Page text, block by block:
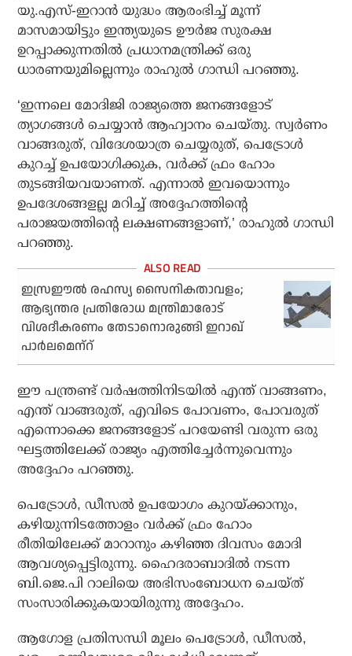
യു.എസ്-ഇറാന്‍ യുദ്ധം ആരംഭിച്ച് മൂന്ന്
മാസമായിട്ടും ഇന്ത്യയുടെ ഊര്‍ജ സുരക്ഷ
ഉറപ്പാക്കുന്നതില്‍ പ്രധാനമന്ത്രിക്ക് ഒരു
ധാരണയുമില്ലെന്നും രാഹുല്‍ ഗാന്ധി പറഞ്ഞു.
‘ഇന്നലെ മോദിജി രാജ്യത്തെ ജനങ്ങളോട്
ത്യാഗങ്ങള്‍ ചെയ്യാന്‍ ആഹ്വാനം ചെയ്തു. സ്വര്‍ണം
വാങ്ങരുത്, വിദേശയാത്ര ചെയ്യരുത്, പെട്രോള്‍
കുറച്ച് ഉപയോഗിക്കുക, വര്‍ക്ക് ഫ്രം ഹോം
തുടങ്ങിയവയാണത്. എന്നാല്‍ ഇവയൊന്നും
ഉപദേശങ്ങളല്ല മറിച്ച് അദ്ദേഹത്തിന്റെ
പരാജയത്തിന്റെ ലക്ഷണങ്ങളാണ്,’ രാഹുല്‍ ഗാന്ധി
പറഞ്ഞു.
ഇസ്രഈല്‍ രഹസ്യ സൈനികതാവളം;
ആഭ്യന്തര പ്രതിരോധ മന്ത്രിമാരോട്
വിശദീകരണം തേടാനൊരുങ്ങി ഇറാഖ്
പാര്‍ലമെന്‌റ്
ഈ പന്ത്രണ്ട് വര്‍ഷത്തിനിടയില്‍ എന്ത് വാങ്ങണം,
എന്ത് വാങ്ങരുത്, എവിടെ പോവണം, പോവരുത്
എന്നൊക്കെ ജനങ്ങളോട് പറയേണ്ടി വരുന്ന ഒരു
ഘട്ടത്തിലേക്ക് രാജ്യം എത്തിച്ചേര്‍ന്നുവെന്നും
അദ്ദേഹം പറഞ്ഞു.
പെട്രോള്‍, ഡീസല്‍ ഉപയോഗം കുറയ്ക്കാനും,
കഴിയുന്നിടത്തോളം വര്‍ക്ക് ഫ്രം ഹോം
രീതിയിലേക്ക് മാറാനും കഴിഞ്ഞ ദിവസം മോദി
ആവശ്യപ്പെട്ടിരുന്നു. ഹൈദരാബാദില്‍ നടന്ന
ബി.ജെ.പി റാലിയെ അഭിസംബോധന ചെയ്ത്
സംസാരിക്കുകയായിരുന്നു അദ്ദേഹം.
ആഗോള പ്രതിസന്ധി മൂലം പെട്രോള്‍, ഡീസല്‍,